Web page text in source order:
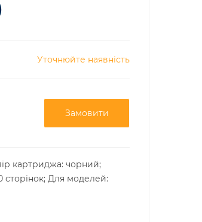
Уточнюйте наявність
Замовити
картриджа: чорний;
сторінок; Для моделей: